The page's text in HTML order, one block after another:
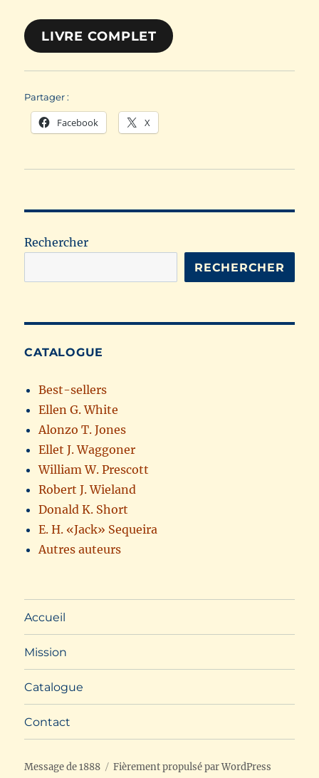
LIVRE COMPLET
Partager :
Facebook X
Rechercher
RECHERCHER
CATALOGUE
Best-sellers
Ellen G. White
Alonzo T. Jones
Ellet J. Waggoner
William W. Prescott
Robert J. Wieland
Donald K. Short
E. H. «Jack» Sequeira
Autres auteurs
Accueil
Mission
Catalogue
Contact
Message de 1888 Fièrement propulsé par WordPress